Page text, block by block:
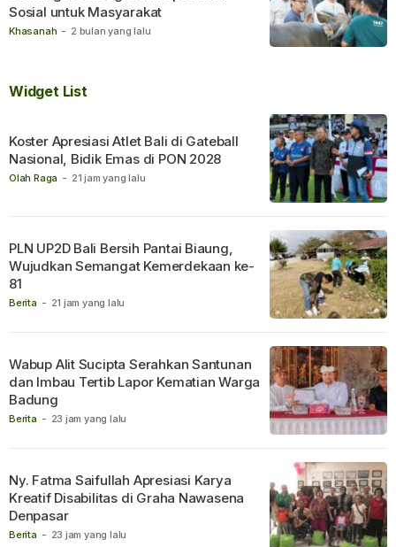
Khasanah - 2 bulan yang lalu
Sosial untuk Masyarakat
Widget List
Olah Raga - 21 jam yang lalu
Koster Apresiasi Atlet Bali di Gateball
Nasional, Bidik Emas di PON 2028
Berita - 21 jam yang lalu
PLN UP2D Bali Bersih Pantai Biaung,
Wujudkan Semangat Kemerdekaan ke-
81
Berita - 23 jam yang lalu
Wabup Alit Sucipta Serahkan Santunan
dan Imbau Tertib Lapor Kematian Warga
Badung
Berita - 23 jam yang lalu
Ny. Fatma Saifullah Apresiasi Karya
Kreatif Disabilitas di Graha Nawasena
Denpasar